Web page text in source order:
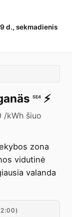
d., sekmadienis
SE4 ⚡️
/kWh šiuo
zona
vidutinė
valanda